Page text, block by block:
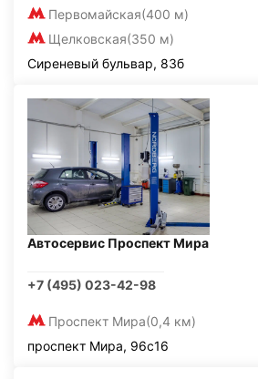
Первомайская(400 м)
Щелковская(350 м)
Сиреневый бульвар, 83б
Автосервис Проспект Мира
+7 (495) 023-42-98
Проспект Мира(0,4 км)
проспект Мира, 96с16